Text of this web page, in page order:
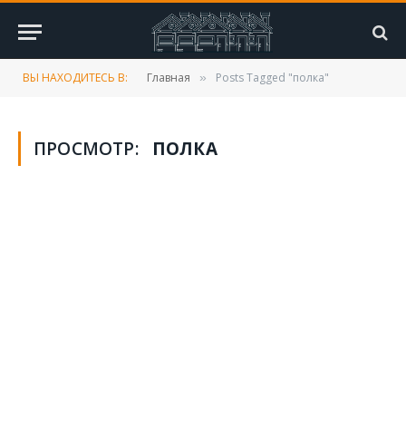
ВЫ НАХОДИТЕСЬ В: Главная » Posts Tagged "полка"
ПРОСМОТР: ПОЛКА